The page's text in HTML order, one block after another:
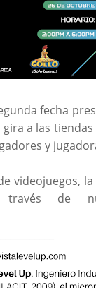
fecha
a las
y
videojuegos,
de